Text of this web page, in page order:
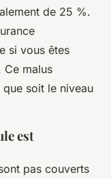
de 25 %.
si vous êtes
Ce malus
que soit le niveau
est
pas couverts